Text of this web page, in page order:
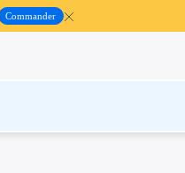
Commander